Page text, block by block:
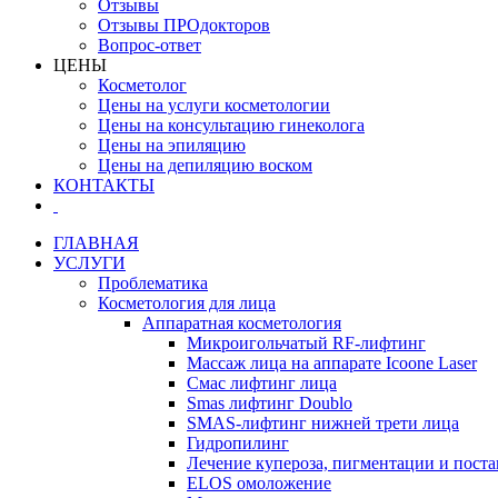
Отзывы
Отзывы ПРОдокторов
Вопрос-ответ
ЦЕНЫ
Косметолог
Цены на услуги косметологии
Цены на консультацию гинеколога
Цены на эпиляцию
Цены на депиляцию воском
КОНТАКТЫ
ГЛАВНАЯ
УСЛУГИ
Проблематика
Косметология для лица
Аппаратная косметология
Микроигольчатый RF-лифтинг
Массаж лица на аппарате Icoone Laser
Смас лифтинг лица
Smas лифтинг Doublo
SMAS-лифтинг нижней трети лица
Гидропилинг
Лечение купероза, пигментации и
ELOS омоложение